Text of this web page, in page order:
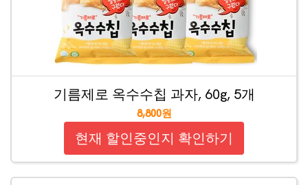
기름제로 옥수수칩 과자, 60g, 5개
8,800원
현재 할인중인지 확인하기